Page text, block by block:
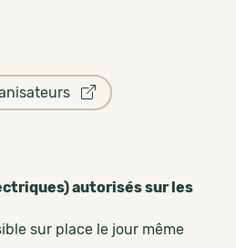
autorisés sur les
sur place le jour même